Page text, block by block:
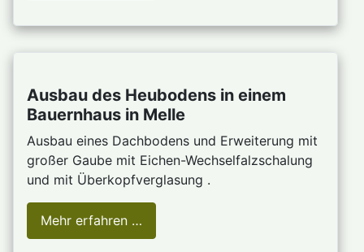
Ausbau des Heubodens in einem
Bauernhaus in Melle
Ausbau eines Dachbodens und Erweiterung mit
großer Gaube mit Eichen-Wechselfalzschalung
und mit Überkopfverglasung .
Mehr erfahren …